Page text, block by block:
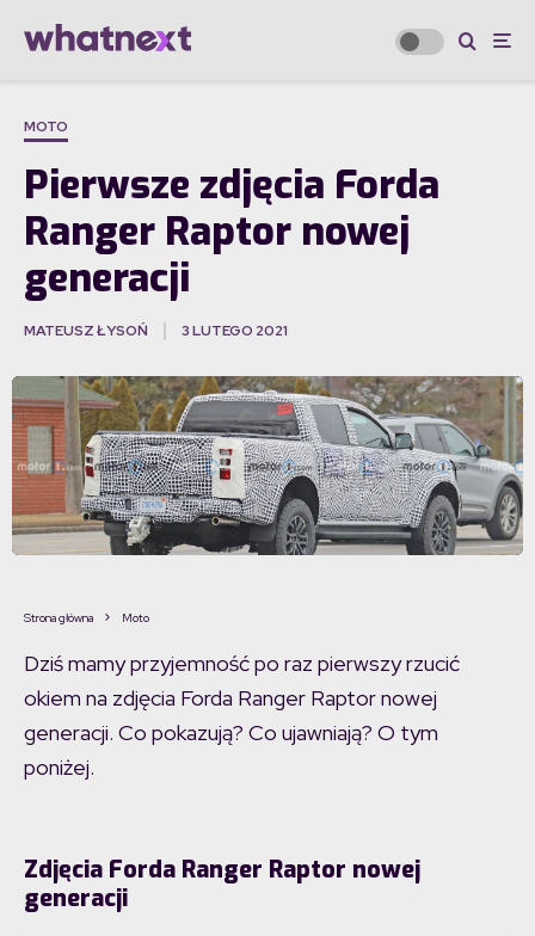
MOTO
Pierwsze zdjęcia Forda
Ranger Raptor nowej
generacji
MATEUSZ ŁYSOŃ 3 LUTEGO 2021
Strona główna Moto
Dziś mamy przyjemność po raz pierwszy rzucić
okiem na zdjęcia Forda Ranger Raptor nowej
generacji. Co pokazują? Co ujawniają? O tym
poniżej.
Zdjęcia Forda Ranger Raptor nowej
generacji